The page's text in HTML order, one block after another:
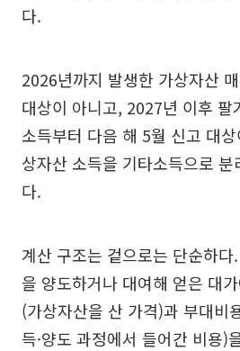
다.
2026년까지 발생한 가상자산
대상이 아니고, 2027년 이후 팔
소득부터 다음 해 5월 신고 대
상자산 소득을 기타소득으로
다.
계산 구조는 겉으로는 단순하
을 양도하거나 대여해 얻은 대
(가상자산을 산 가격)과 부대비
득·양도 과정에서 들어간 비용)